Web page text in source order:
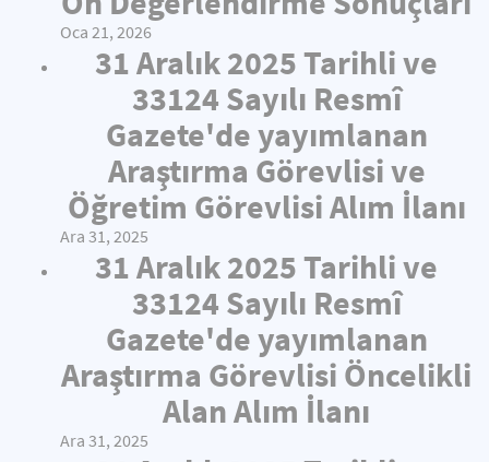
Oca 21, 2026
31 Aralık 2025 Tarihli ve
33124 Sayılı Resmî
Gazete'de yayımlanan
Araştırma Görevlisi ve
Öğretim Görevlisi Alım İlanı
Ara 31, 2025
31 Aralık 2025 Tarihli ve
33124 Sayılı Resmî
Gazete'de yayımlanan
Araştırma Görevlisi Öncelikli
Alan Alım İlanı
Ara 31, 2025